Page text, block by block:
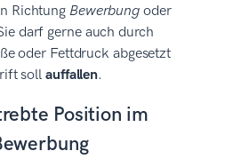
Richtung Bewerbung oder
darf gerne auch durch
oder Fettdruck abgesetzt
soll auffallen.
Position im